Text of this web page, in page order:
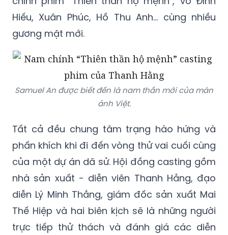
gương mặt mới.
Samuel An được biết đến là nam thần mới của màn
ảnh Việt.
Tất cả đều chung tâm trạng hào hứng và
của một dự án dã sử. Hội đồng casting gồm
nhà sản xuất - diễn viên Thanh Hằng, đạo
diễn Lý Minh Thắng, giám đốc sản xuất Mai
Thế Hiệp và hai biên kịch sẽ là những người
trực tiếp thử thách và đánh giá các diễn
viên.